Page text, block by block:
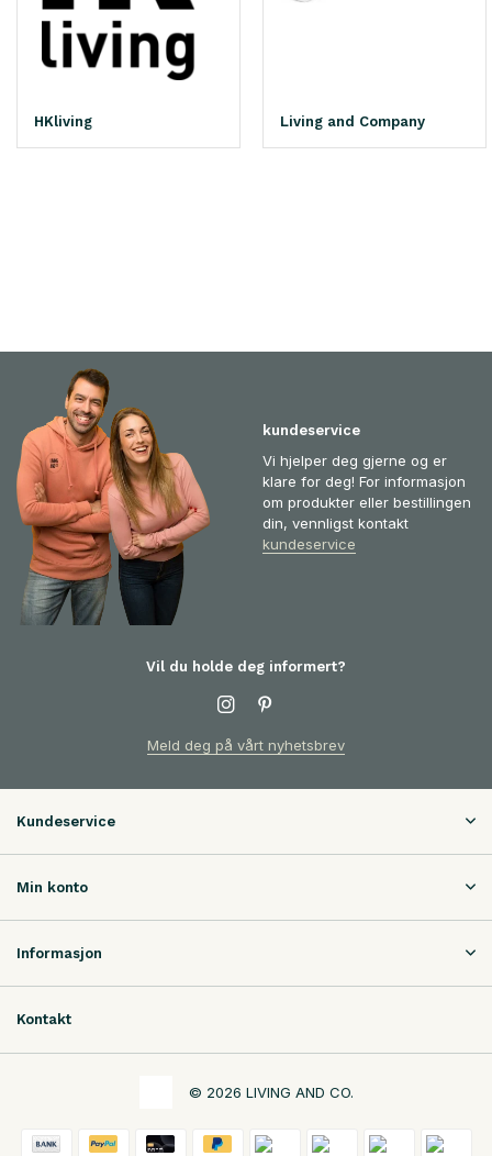
HKliving Living and Company
kundeservice
Vi hjelper deg gjerne og er
klare for deg! For informasjon
om produkter eller bestillingen
din, vennligst kontakt
kundeservice
Vil du holde deg informert?
Meld deg på vårt nyhetsbrev
Kundeservice
Min konto
Informasjon
Kontakt
© 2026 LIVING AND CO.